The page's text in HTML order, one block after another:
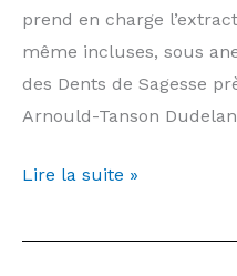
prend en charge
même incluses, sous
des Dents de Sagesse
Arnould-Tanson
Extraction
de
Lire la suite »